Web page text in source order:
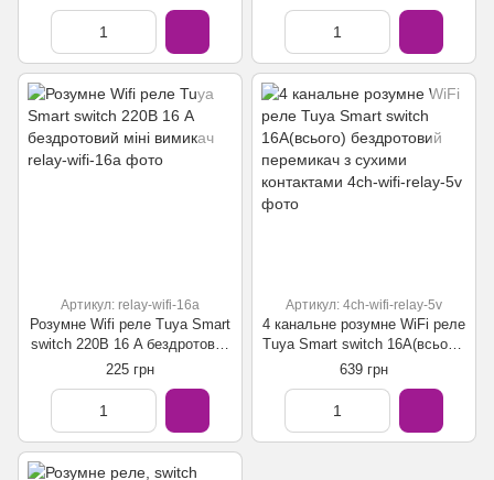
контактами
Артикул: relay-wifi-16a
Розумне Wifi реле Tuya Smart
switch 220В 16 A бездротовий
міні вимикач
225 грн
Артикул: 4ch-wifi-relay-5v
4 канальне розумне WiFi реле
Tuya Smart switch 16A(всього)
бездротовий перемикач з
639 грн